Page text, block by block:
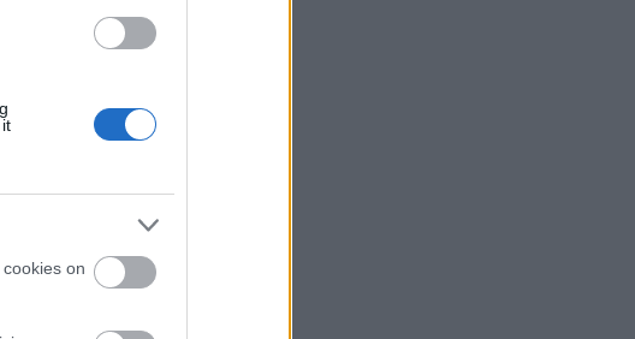
on
TáncolóMedve
Vinography
Barátilag
Food Police
Kézművesborok